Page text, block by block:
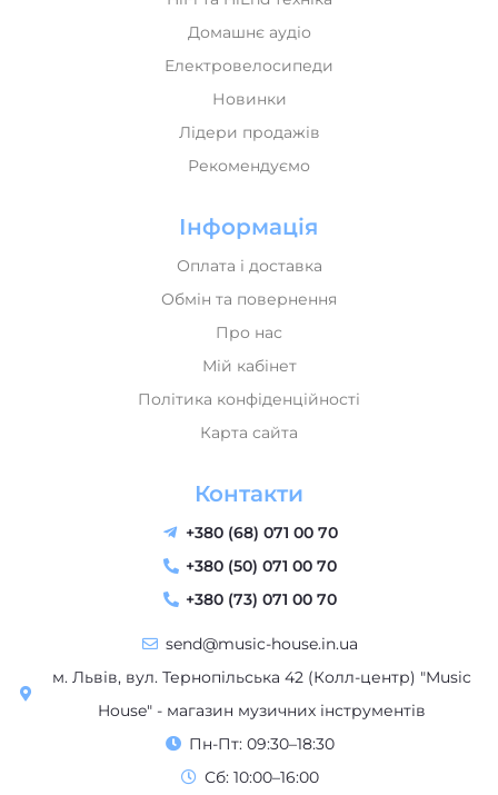
Домашнє аудіо
Електровелосипеди
Новинки
Лідери продажів
Рекомендуємо
Інформація
Оплата і доставка
Обмін та повернення
Про нас
Мій кабінет
Політика конфіденційності
Карта сайта
Контакти
+380 (68) 071 00 70
+380 (50) 071 00 70
+380 (73) 071 00 70
send@music-house.in.ua
м. Львів, вул. Тернопільська 42 (Колл-центр) "Music
House" - магазин музичних інструментів
Пн-Пт: 09:30–18:30
Сб: 10:00–16:00